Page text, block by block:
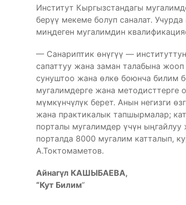
Институт Кыргызстандагы
берүү мекеме болуп саналат.
миңдеген мугалимдин
— Санариптик өнүгүү —
сапаттуу жана заман талабына
сунуштоо жана өлкө боюнча билим
мугалимдерге жана методисттерге
мүмкүнчүлүк берет. Анын негизги
жана практикалык тапшырмалар;
порталы мугалимдер үчүн ыңгайлуу
порталда 8000 мугалим катталып,
А.Токтомаметов.
Айнагүл КАШЫБАЕВА,
“Кут Билим”